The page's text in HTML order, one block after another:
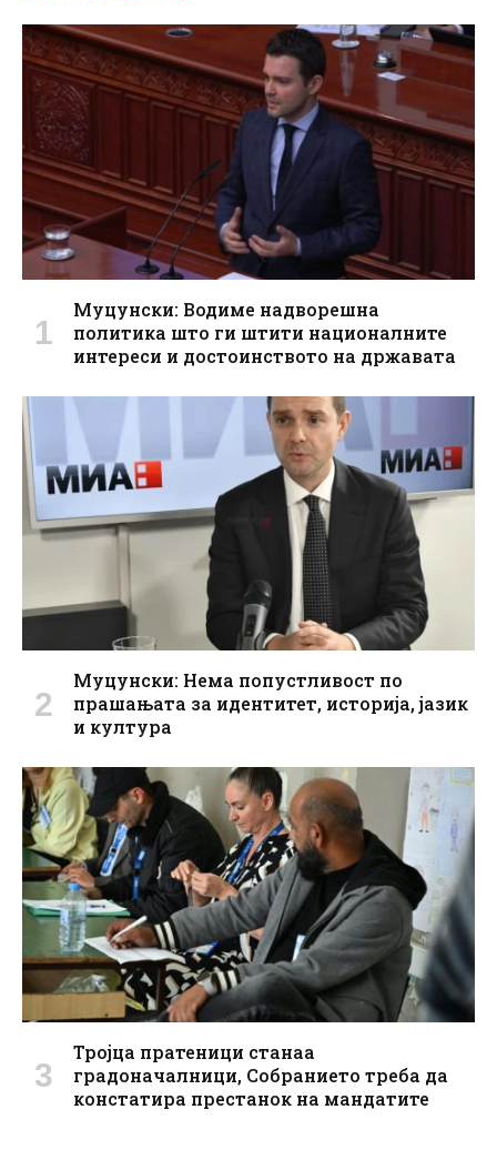
Муцунски: Водиме надворешна
политика што ги штити националните
интереси и достоинството на државата
Муцунски: Нема попустливост по
прашањата за идентитет, историја, јазик
и култура
Тројца пратеници станаа
градоначалници, Собранието треба да
констатира престанок на мандатите